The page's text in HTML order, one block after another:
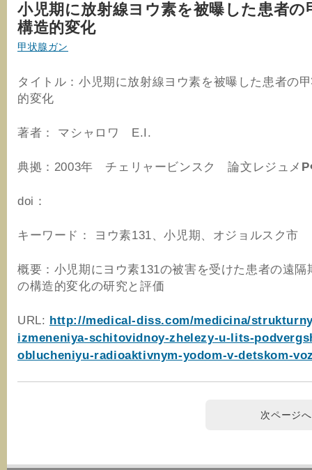
小児期に放射線ヨウ素を被曝した患者の
構造的変化
甲状腺ガン
タイトル：小児期に放射線ヨウ素を被曝した患者の
的変化
著者： マシャロワ E.I.
典拠：2003年 チェリャービンスク 論文レジュメ
doi：
キーワード： ヨウ素131、小児期、オジョルスク市
概要：小児期にヨウ素131の被害を受けた患者の遠隔
の構造的変化の研究と評価
URL: http://medical-diss.com/medicina/
izmeneniya-schitovidnoy-zhelezy-u-lits-
oblucheniyu-radioaktivnym-yodom-v-detskom-
次ページ